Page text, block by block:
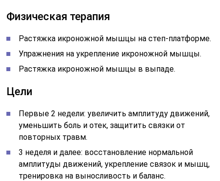
Физическая терапия
Растяжка икроножной мышцы на степ-платформе.
Упражнения на укрепление икроножной мышцы.
Растяжка икроножной мышцы в выпаде.
Цели
Первые 2 недели: увеличить амплитуду движений,
уменьшить боль и отек, защитить связки от
повторных травм.
3 неделя и далее: восстановление нормальной
амплитуды движений, укрепление связок и мышц,
тренировка на выносливость и баланс.